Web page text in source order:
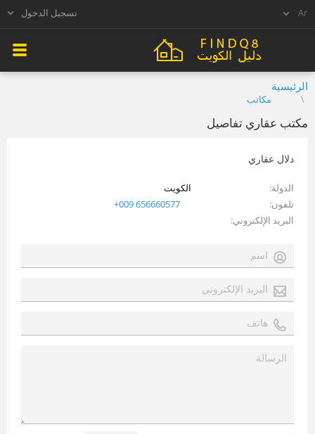
تسجيل الدخول
الرئيسية
مكاتب
مكتب عقاري تفاصيل
دلال عقاري
الدولة
الكويت
تلفون
+009 656660577
البريد الإلكتروني